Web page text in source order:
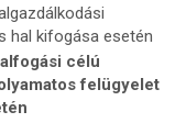
hal kifogása esetén
célú
felügyelet